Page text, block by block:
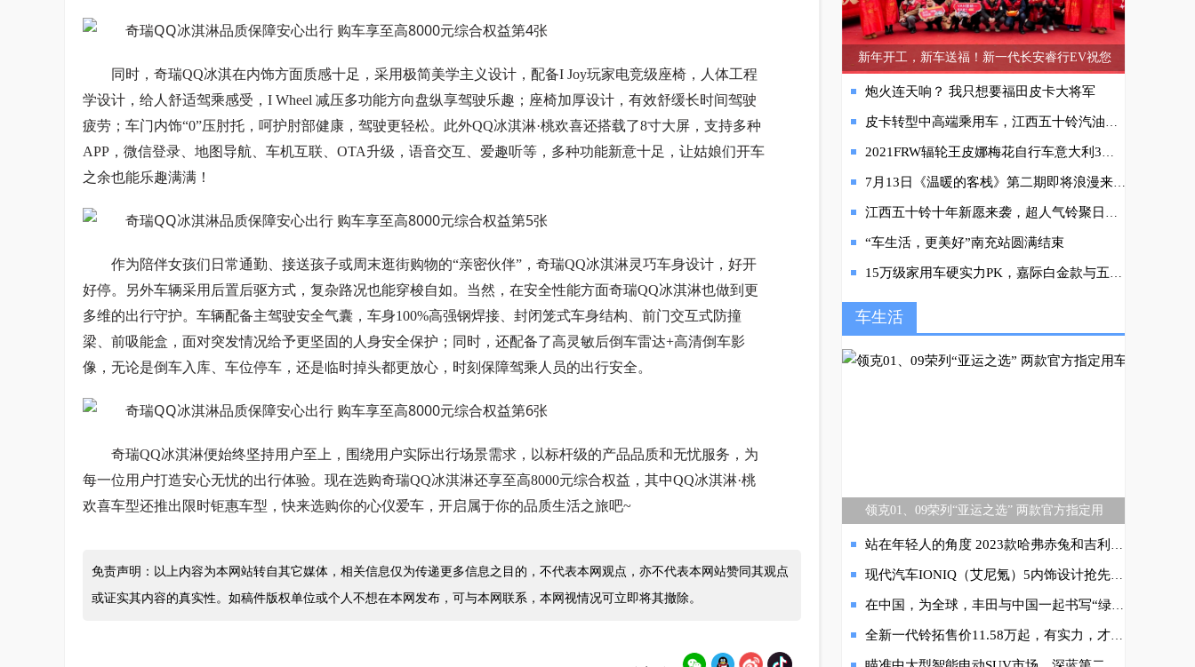
同时，奇瑞QQ冰淇在内饰方面质感十足，采用极简美学主义设计，配备I Joy玩家电竞级座椅，人体工程
学设计，给人舒适驾乘感受，I Wheel 减压多功能方向盘纵享驾驶乐趣；座椅加厚设计，有效舒缓长时间驾驶
疲劳；车门内饰“0”压肘托，呵护肘部健康，驾驶更轻松。此外QQ冰淇淋·桃欢喜还搭载了8寸大屏，支持多种
APP，微信登录、地图导航、车机互联、OTA升级，语音交互、爱趣听等，多种功能新意十足，让姑娘们开车
之余也能乐趣满满！
作为陪伴女孩们日常通勤、接送孩子或周末逛街购物的“亲密伙伴”，奇瑞QQ冰淇淋灵巧车身设计，好开
好停。另外车辆采用后置后驱方式，复杂路况也能穿梭自如。当然，在安全性能方面奇瑞QQ冰淇淋也做到更
多维的出行守护。车辆配备主驾驶安全气囊，车身100%高强钢焊接、封闭笼式车身结构、前门交互式防撞
梁、前吸能盒，面对突发情况给予更坚固的人身安全保护；同时，还配备了高灵敏后倒车雷达+高清倒车影
像，无论是倒车入库、车位停车，还是临时掉头都更放心，时刻保障驾乘人员的出行安全。
奇瑞QQ冰淇淋便始终坚持用户至上，围绕用户实际出行场景需求，以标杆级的产品品质和无忧服务，为
每一位用户打造安心无忧的出行体验。现在选购奇瑞QQ冰淇淋还享至高8000元综合权益，其中QQ冰淇淋·桃
欢喜车型还推出限时钜惠车型，快来选购你的心仪爱车，开启属于你的品质生活之旅吧~
免责声明：以上内容为本网站转自其它媒体，相关信息仅为传递更多信息之目的，不代表本网观点，亦不代表本网站赞同其观点
或证实其内容的真实性。如稿件版权单位或个人不想在本网发布，可与本网联系，本网视情况可立即将其撤除。
新年开工，新车送福！新一代长安睿行EV祝您
炮火连天响？ 我只想要福田皮卡大将军
皮卡转型中高端乘用车，江西五十铃汽油版铃拓一马当先
2021FRW辐轮王皮娜梅花自行车意大利3大自行车品牌排行榜
7月13日《温暖的客栈》第二期即将浪漫来袭，和全新D-MAX V-CROSS一起去“磕糖”!
江西五十铃十年新愿来袭，超人气铃聚日提前狂欢
“车生活，更美好”南充站圆满结束
15万级家用车硬实力PK，嘉际白金款与五菱凯捷怎么选
车生活
领克01、09荣列“亚运之选” 两款官方指定用
站在年轻人的角度 2023款哈弗赤兔和吉利缤越该选谁？
现代汽车IONIQ（艾尼氪）5内饰设计抢先亮相，看得见的未来环保用车
在中国，为全球，丰田与中国一起书写“绿色答卷”
全新一代铃拓售价11.58万起，有实力，才敢“活具体”！8月25日成都车展硬核上市